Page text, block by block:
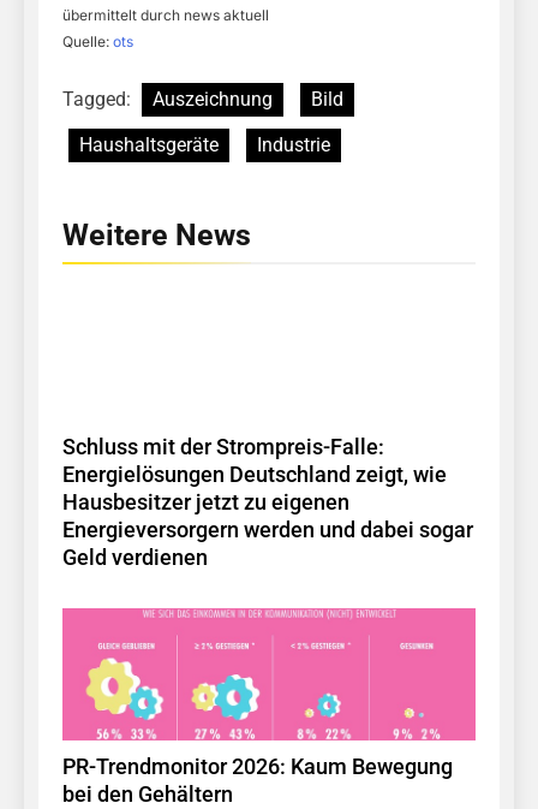
übermittelt durch news aktuell
Quelle: ots
Tagged: Auszeichnung
Bild
Haushaltsgeräte
Industrie
Weitere News
Schluss mit der Strompreis-Falle:
Energielösungen Deutschland zeigt, wie
Hausbesitzer jetzt zu eigenen
Energieversorgern werden und dabei sogar
Geld verdienen
PR-Trendmonitor 2026: Kaum Bewegung
bei den Gehältern